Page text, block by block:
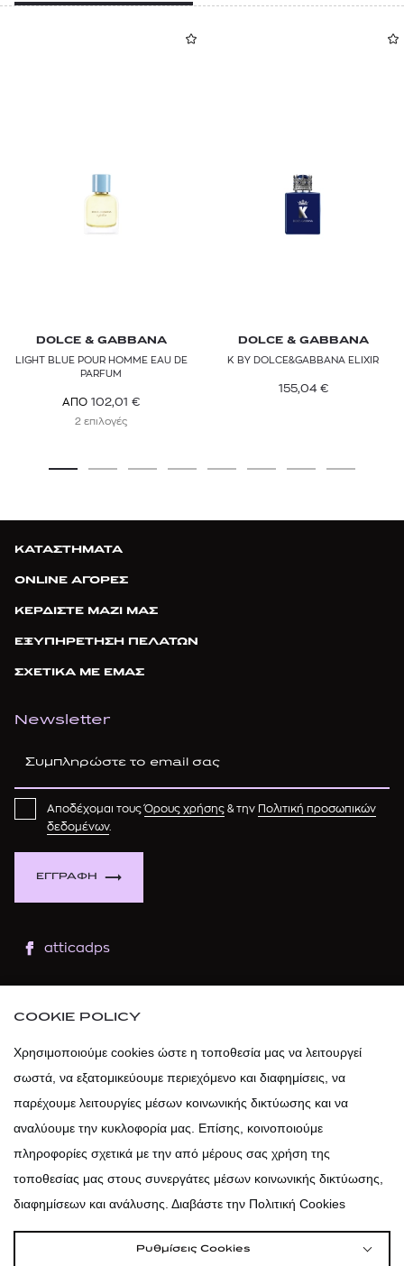
DOLCE & GABBANA
LIGHT BLUE POUR HOMME EAU DE
PARFUM
ΑΠΟ 102,01 €
2 επιλογές
DOLCE & GABBANA
K BY DOLCE&GABBANA ELIXIR
155,04 €
ΚΑΤΑΣΤΗΜΑΤΑ
ONLINE ΑΓΟΡΕΣ
ΚΕΡΔΙΣΤΕ ΜΑΖΙ ΜΑΣ
ΕΞΥΠΗΡΕΤΗΣΗ ΠΕΛΑΤΩΝ
ΣΧΕΤΙΚΑ ΜΕ ΕΜΑΣ
Newsletter
ΕΓΓΡΑΦΗ
Αποδέχομαι τουςΌρους χρήσης & την Πολιτική προσωπικών
δεδομένων.
atticadps
atticadps
COOKIE POLICY
Χρησιμοποιούμε cookies ώστε η τοποθεσία μας να λειτουργεί
σωστά, να εξατομικεύουμε περιεχόμενο και διαφημίσεις, να
παρέχουμε λειτουργίες μέσων κοινωνικής δικτύωσης και να
αναλύουμε την κυκλοφορία μας. Επίσης, κοινοποιούμε
πληροφορίες σχετικά με την από μέρους σας χρήση της
τοποθεσίας μας στους συνεργάτες μέσων κοινωνικής δικτύωσης,
διαφημίσεων και ανάλυσης. Διαβάστε την Πολιτική Cookies
Ρυθμίσεις Cookies